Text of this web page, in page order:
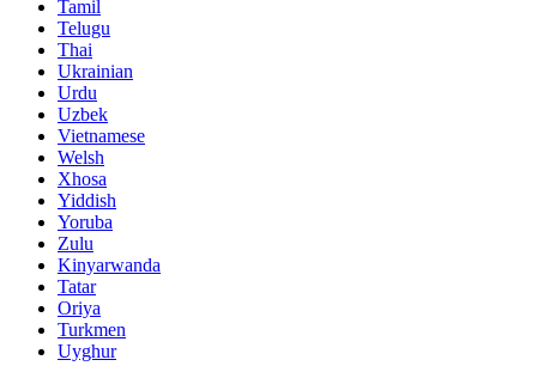
Tamil
Telugu
Thai
Ukrainian
Urdu
Uzbek
Vietnamese
Welsh
Xhosa
Yiddish
Yoruba
Zulu
Kinyarwanda
Tatar
Oriya
Turkmen
Uyghur